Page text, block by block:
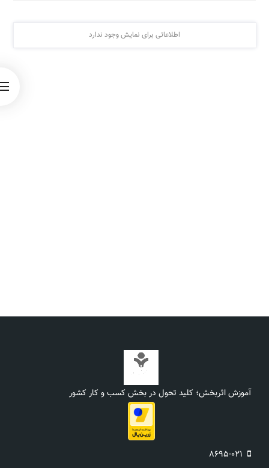
اطلاعاتی برای نمایش وجود ندارد
آموزش اثربخش؛ کلید تحول در بخش کسب و کار کشور
8695-021